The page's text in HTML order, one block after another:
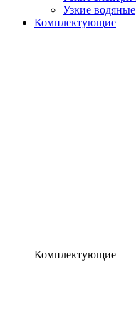
Узкие водяные
Комплектующие
Комплектующие